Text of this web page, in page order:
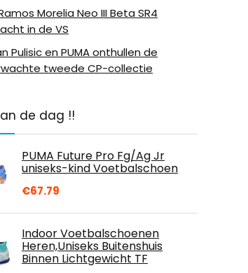
Morelia Neo III Beta SR4
in de VS
Pulisic en PUMA onthullen de
tweede CP-collectie
de dag !!
PUMA Future Pro Fg/Ag Jr
uniseks-kind Voetbalschoen
€67.79
Indoor Voetbalschoenen
Heren,Uniseks Buitenshuis
Binnen Lichtgewicht TF